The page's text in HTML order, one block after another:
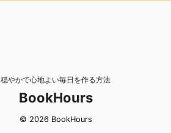
穏やかで心地よい毎日を作る方法
BookHours
© 2026 BookHours